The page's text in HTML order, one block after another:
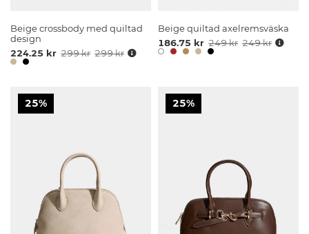
Beige crossbody med quiltad
design
224.25 kr 299 kr 299 kr
Beige quiltad axelremsväska
186.75 kr 249 kr 249 kr
25% 25%